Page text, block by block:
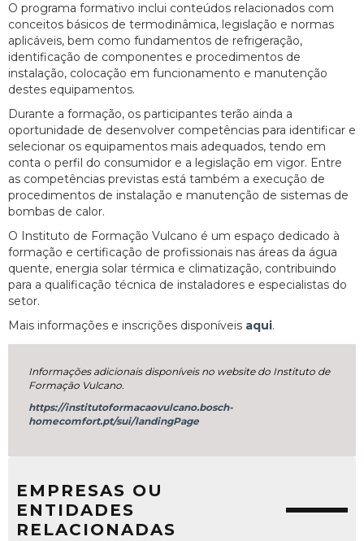
O programa formativo inclui conteúdos relacionados com
conceitos básicos de termodinâmica, legislação e normas
aplicáveis, bem como fundamentos de refrigeração,
identificação de componentes e procedimentos de
instalação, colocação em funcionamento e manutenção
destes equipamentos.
Durante a formação, os participantes terão ainda a
oportunidade de desenvolver competências para identificar e
selecionar os equipamentos mais adequados, tendo em
conta o perfil do consumidor e a legislação em vigor. Entre
as competências previstas está também a execução de
procedimentos de instalação e manutenção de sistemas de
bombas de calor.
O Instituto de Formação Vulcano é um espaço dedicado à
formação e certificação de profissionais nas áreas da água
quente, energia solar térmica e climatização, contribuindo
para a qualificação técnica de instaladores e especialistas do
setor.
Mais informações e inscrições disponíveis aqui.
Informações adicionais disponíveis no website do Instituto de
Formação Vulcano.
https://institutoformacaovulcano.bosch-
homecomfort.pt/sui/landingPage
EMPRESAS OU
ENTIDADES
RELACIONADAS